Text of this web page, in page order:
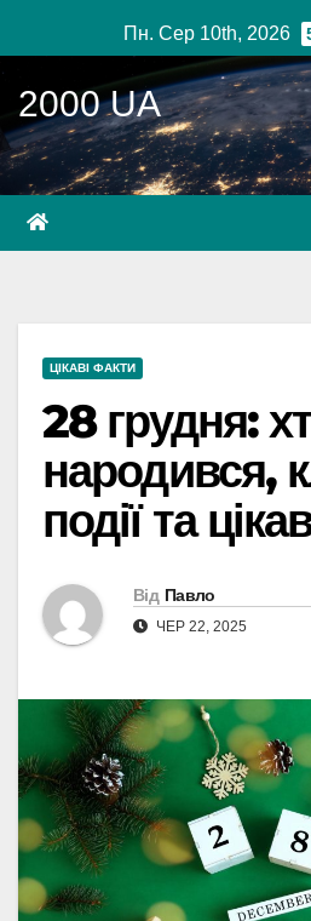
до
вмісту
Пн. Сер 10th, 2026
2000 UA
ЦІКАВІ ФАКТИ
28 грудня:
народився,
події та
Від Павло
ЧЕР 22, 2025